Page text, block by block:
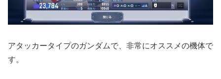
アタッカータイプのガンダムで、非常にオススメの機体で
す。